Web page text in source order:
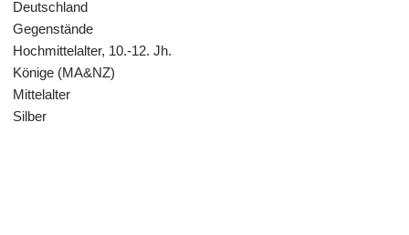
Deutschland
Gegenstände
Hochmittelalter, 10.-12. Jh.
Könige (MA&NZ)
Mittelalter
Silber